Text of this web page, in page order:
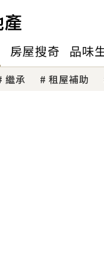
房屋搜奇 品味
繼承 租屋補助